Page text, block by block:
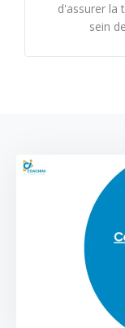
d'assurer la
sein